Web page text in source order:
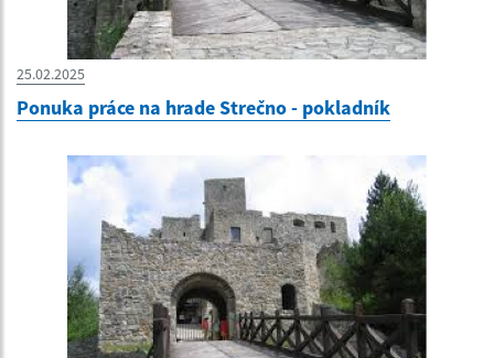
25.02.2025
Ponuka práce na hrade Strečno - pokladník